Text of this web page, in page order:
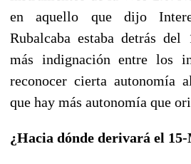
en aquello que dijo
Rubalcaba estaba detrás
más indignación entre los
reconocer cierta autonomía
que hay más autonomía que
¿Hacia dónde derivará el